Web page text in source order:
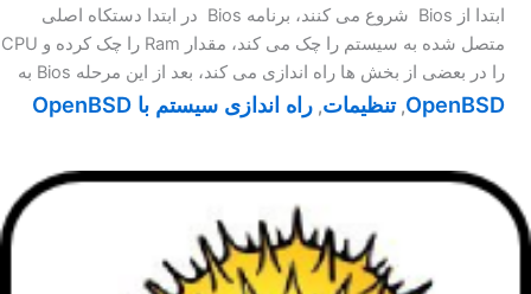
ابتدا از Bios شروع می کنند، برنامه Bios در ابتدا دستکاه اصلی
متصل شده به سیستم را چک می کند، مقدار Ram را چک کرده و CPU
را در بعضی از بخش ها راه اندازی می کند، بعد از این مرحله Bios به
OpenBSD
,تنظیمات, راه اندازی سیستم با OpenBSD